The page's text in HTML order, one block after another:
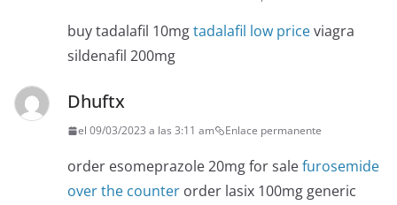
buy tadalafil 10mgtadalafil low priceviagra
sildenafil 200mg
Dhuftx
el 09/03/2023 a las 3:11 am Enlace permanente
order esomeprazole 20mg for salefurosemide
over the counter order lasix 100mg generic